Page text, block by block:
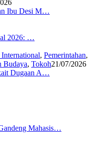
Ibu Desi M…
2026: …
, Pemerintahan,
Budaya, Tokoh21/07/2026
Dugaan A…
Mahasis…